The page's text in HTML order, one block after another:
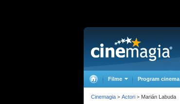
Filme Program cinema
Cinemagia > Actori > Marián Labuda